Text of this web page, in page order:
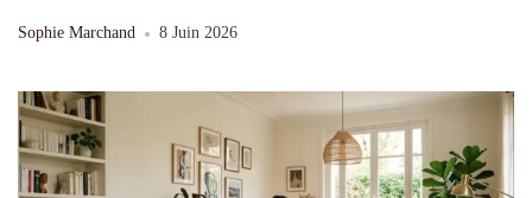
Sophie Marchand 8 Juin 2026